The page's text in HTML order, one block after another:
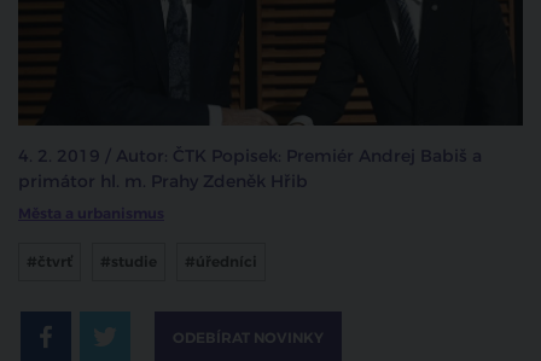
4. 2. 2019 / Autor: ČTK Popisek: Premiér Andrej Babiš a
primátor hl. m. Prahy Zdeněk Hřib
Města a urbanismus
#čtvrť #studie #úředníci
ODEBÍRAT NOVINKY